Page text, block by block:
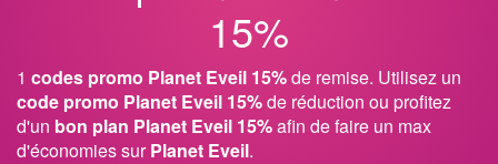
15%
1 codes promo Planet Eveil 15%de remise. Utilisez un
code promo Planet Eveil 15%de réduction ou profitez
d'un bon plan Planet Eveil 15%afin de faire un max
d'économies surPlanet Eveil.